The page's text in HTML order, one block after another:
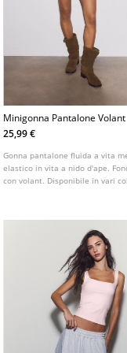
Minigonna Pantalone Volant
25,99 €
Gonna pantalone fluida a vita
elastico in vita a nido d'ape.
con volant. Disponibile in vari